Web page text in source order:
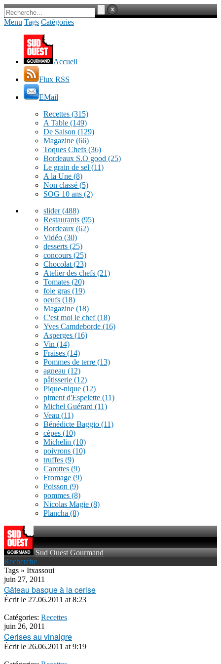
Menu Tags Catégories
Accueil
Flux RSS
EMail
Recettes (315)
A Table (149)
De Saison (129)
Magazine (66)
Toques Chefs (36)
Bordeaux S.O good (25)
Le grain de sel (11)
A la Une (8)
Non classé (5)
SOG 10 ans (2)
slider(488)
Restaurants (95)
Bordeaux (62)
Vidéo (30)
desserts (25)
concours (25)
Chocolat (23)
Atelier des chefs (21)
Tomates (20)
foie gras (19)
oeufs (18)
Magazine (18)
C'est moi le chef(18)
Yves Camdeborde (16)
Asperges (16)
Vin (14)
Fraises (14)
Pommes de terre (13)
agneau (12)
pâtisserie (12)
Pique-nique (12)
piment d'Espelette (11)
Michel Guérard (11)
Veau (11)
Bénédicte Baggio (11)
cèpes (10)
Michelin (10)
poivrons (10)
truffes (9)
Carottes (9)
Fromage (9)
Poisson (9)
pommes (8)
Nicolas Magie (8)
Plancha (8)
Sud Ouest Gourmand
Recherche
Tags » Itxassoui
juin 27, 2011
Gâteau basque à la cerise
Écrit le 27.06.2011 at 8:23
Catégories: Recettes
juin 26, 2011
Cerises au vinaigre
Écrit le 26.06.2011 at 9:19